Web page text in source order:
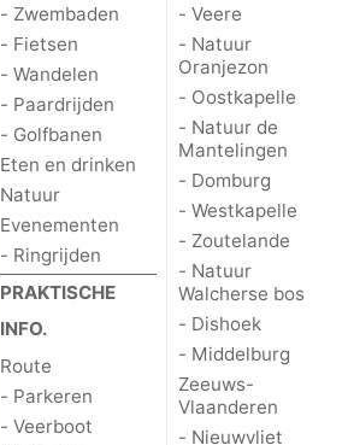
- Zwembaden
- Fietsen
- Wandelen
- Paardrijden
- Golfbanen
Eten en drinken
Natuur
Evenementen
- Ringrijden
PRAKTISCHE
INFO.
Route
- Parkeren
- Veerboot
- Veere
- Natuur
Oranjezon
- Oostkapelle
- Natuur de
Mantelingen
- Domburg
- Westkapelle
- Zoutelande
- Natuur
Walcherse bos
- Dishoek
- Middelburg
Zeeuws-
Vlaanderen
- Nieuwvliet